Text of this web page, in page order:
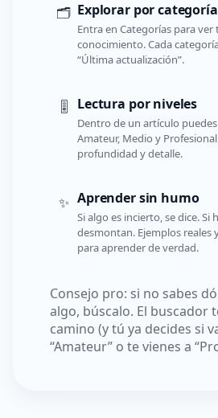
🗂️ Explorar por
Entra en Categorías para
conocimiento. Cada
“Última actualización”.
🎚️ Lectura por niveles
Dentro de un artículo
Amateur, Medio y
profundidad y detalle.
✨ Aprender sin humo
Si algo es incierto, se dice. Si
desmontan. Ejemplos reales
para aprender de verdad.
Consejo pro: si no sabes
algo, búscalo. El buscador
camino (y tú ya decides si
“Amateur” o te vienes a